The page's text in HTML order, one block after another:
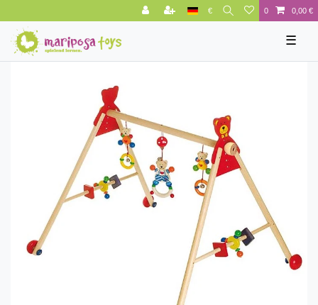
€ 0 0,00 €
☰